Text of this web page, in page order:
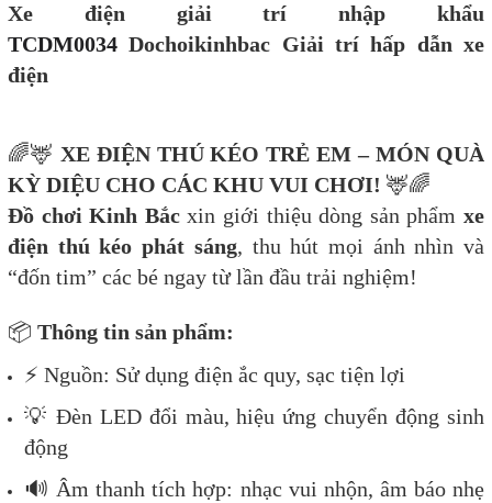
Xe điện giải trí nhập khẩu
TCDM0034Dochoikinhbac Giải trí hấp dẫn xe
điện
🌈🦌 XE ĐIỆN THÚ KÉO TRẺ EM – MÓN QUÀ
KỲ DIỆU CHO CÁC KHU VUI CHƠI! 🦌🌈
Đồ chơi Kinh Bắcxin giới thiệu dòng sản phẩmxe
điện thú kéo phát sáng, thu hút mọi ánh nhìn và
“đốn tim” các bé ngay từ lần đầu trải nghiệm!
📦 Thông tin sản phẩm:
⚡ Nguồn: Sử dụng điện ắc quy, sạc tiện lợi
💡 Đèn LED đổi màu, hiệu ứng chuyển động sinh
động
🔊 Âm thanh tích hợp: nhạc vui nhộn, âm báo nhẹ